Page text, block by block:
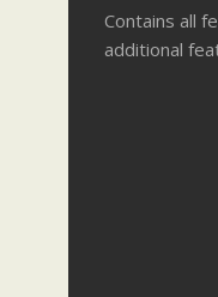
Contains all
additional